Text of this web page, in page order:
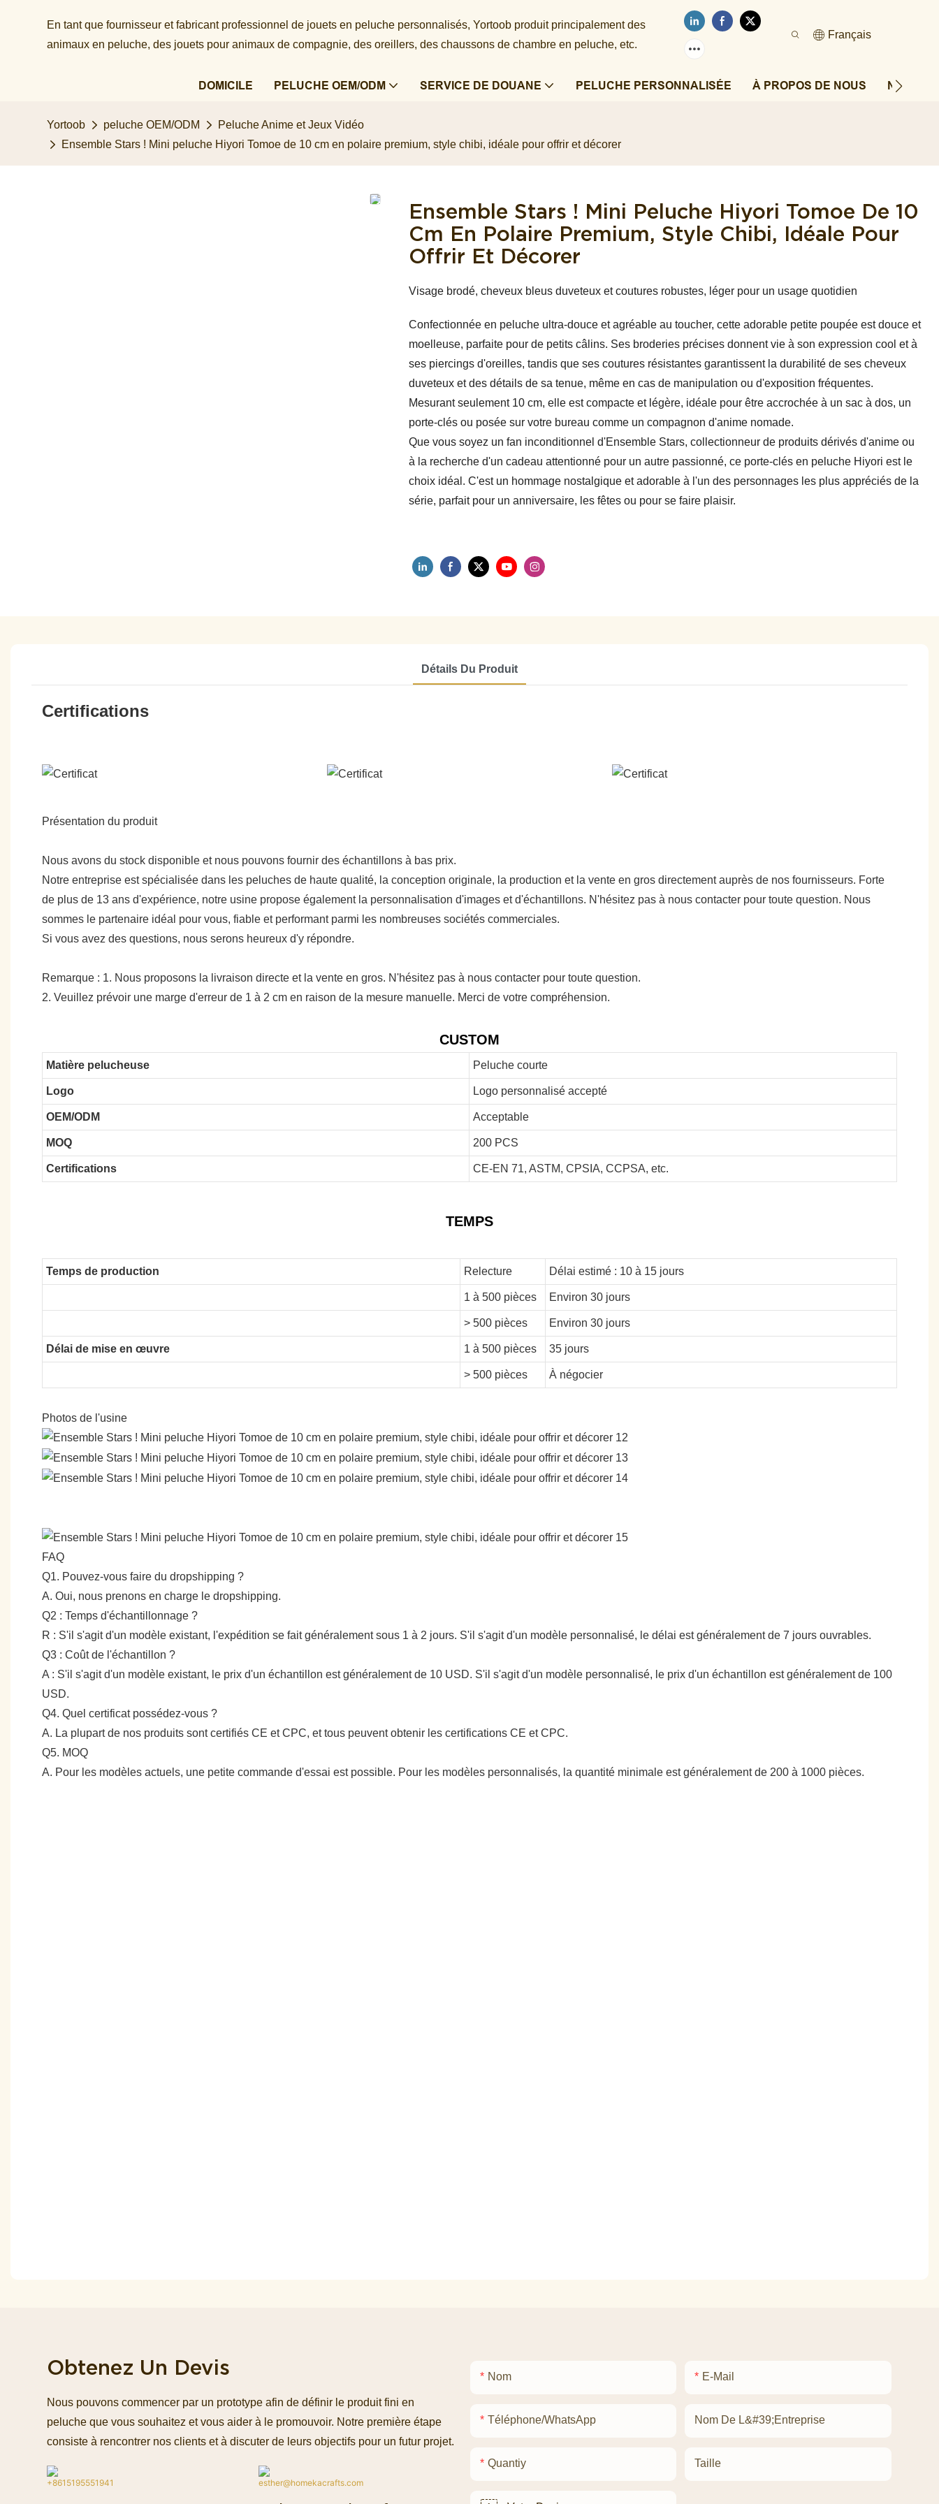
En tant que fournisseur et fabricant professionnel de jouets en peluche personnalisés, Yortoob produit principalement des
animaux en peluche, des jouets pour animaux de compagnie, des oreillers, des chaussons de chambre en peluche, etc.
Français
DOMICILE PELUCHE OEM/ODM SERVICE DE DOUANE PELUCHE PERSONNALISÉE À PROPOS DE NOUS
Yortoob peluche OEM/ODM
Peluche Anime et Jeux Vidéo
Ensemble Stars ! Mini peluche Hiyori Tomoe de 10 cm en polaire premium, style chibi, idéale pour offrir et décorer
Ensemble Stars ! Mini Peluche Hiyori Tomoe De 10
Cm En Polaire Premium, Style Chibi, Idéale Pour
Offrir Et Décorer
Visage brodé, cheveux bleus duveteux et coutures robustes, léger pour un usage quotidien
Confectionnée en peluche ultra-douce et agréable au toucher, cette adorable petite poupée est douce et
moelleuse, parfaite pour de petits câlins. Ses broderies précises donnent vie à son expression cool et à
ses piercings d'oreilles, tandis que ses coutures résistantes garantissent la durabilité de ses cheveux
duveteux et des détails de sa tenue, même en cas de manipulation ou d'exposition fréquentes.
Mesurant seulement 10 cm, elle est compacte et légère, idéale pour être accrochée à un sac à dos, un
porte-clés ou posée sur votre bureau comme un compagnon d'anime nomade.
Que vous soyez un fan inconditionnel d'Ensemble Stars, collectionneur de produits dérivés d'anime ou
à la recherche d'un cadeau attentionné pour un autre passionné, ce porte-clés en peluche Hiyori est le
choix idéal. C'est un hommage nostalgique et adorable à l'un des personnages les plus appréciés de la
série, parfait pour un anniversaire, les fêtes ou pour se faire plaisir.
Détails Du Produit
Certifications
Présentation du produit
Nous avons du stock disponible et nous pouvons fournir des échantillons à bas prix.
Notre entreprise est spécialisée dans les peluches de haute qualité, la conception originale, la production et la vente en gros directement auprès de nos fournisseurs. Forte
de plus de 13 ans d'expérience, notre usine propose également la personnalisation d'images et d'échantillons. N'hésitez pas à nous contacter pour toute question. Nous
sommes le partenaire idéal pour vous, fiable et performant parmi les nombreuses sociétés commerciales.
Si vous avez des questions, nous serons heureux d'y répondre.
Remarque : 1. Nous proposons la livraison directe et la vente en gros. N'hésitez pas à nous contacter pour toute question.
2. Veuillez prévoir une marge d'erreur de 1 à 2 cm en raison de la mesure manuelle. Merci de votre compréhension.
CUSTOM
Matière pelucheuse Peluche courte
Logo Logo personnalisé accepté
OEM/ODM Acceptable
MOQ 200 PCS
Certifications CE-EN 71, ASTM, CPSIA, CCPSA, etc.
TEMPS
Temps de production Relecture Délai estimé : 10 à 15 jours
1 à 500 pièces Environ 30 jours
> 500 pièces Environ 30 jours
Délai de mise en œuvre 1 à 500 pièces 35 jours
> 500 pièces À négocier
Photos de l'usine
FAQ
Q1. Pouvez-vous faire du dropshipping ?
A. Oui, nous prenons en charge le dropshipping.
Q2 : Temps d'échantillonnage ?
R : S'il s'agit d'un modèle existant, l'expédition se fait généralement sous 1 à 2 jours. S'il s'agit d'un modèle personnalisé, le délai est généralement de 7 jours ouvrables.
Q3 : Coût de l'échantillon ?
A : S'il s'agit d'un modèle existant, le prix d'un échantillon est généralement de 10 USD. S'il s'agit d'un modèle personnalisé, le prix d'un échantillon est généralement de 100
USD.
Q4. Quel certificat possédez-vous ?
A. La plupart de nos produits sont certifiés CE et CPC, et tous peuvent obtenir les certifications CE et CPC.
Q5. MOQ
A. Pour les modèles actuels, une petite commande d'essai est possible. Pour les modèles personnalisés, la quantité minimale est généralement de 200 à 1000 pièces.
Obtenez Un Devis
Nous pouvons commencer par un prototype afin de définir le produit fini en
peluche que vous souhaitez et vous aider à le promouvoir. Notre première étape
consiste à rencontrer nos clients et à discuter de leurs objectifs pour un futur projet.
Nom E-Mail
Téléphone/WhatsApp Nom De L&#39;entreprise
Quantiy Taille